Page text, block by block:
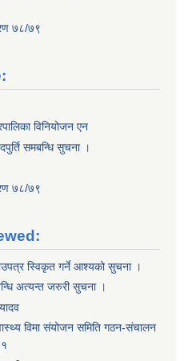
७८/७९
विनियोजन एन
समबन्धि सुचना ।
७८/७९
स्विकृत गर्ने आश्यको सुचना ।
अत्यन्त जरुरी सुचना ।
विमा संयोजन समिति गठन-संचालन